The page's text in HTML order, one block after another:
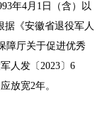
年4月1日（含）以
据《安徽省退役军人
障厅关于促进优秀
人发〔2023〕6
放宽2年。